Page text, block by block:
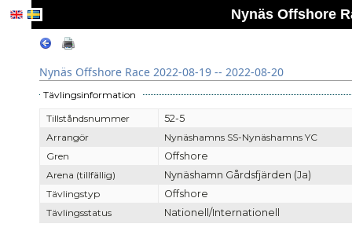
Nynäs Offshore
Nynäs Offshore Race 2022-08-19 -- 2022-08-20
Tävlingsinformation
Tillståndsnummer
52-5
Arrangör
Nynäshamns SS-Nynäshamns YC
Gren
Offshore
Arena (tillfällig)
Nynäshamn Gårdsfjärden (Ja)
Tävlingstyp
Offshore
Tävlingsstatus
Nationell/Internationell